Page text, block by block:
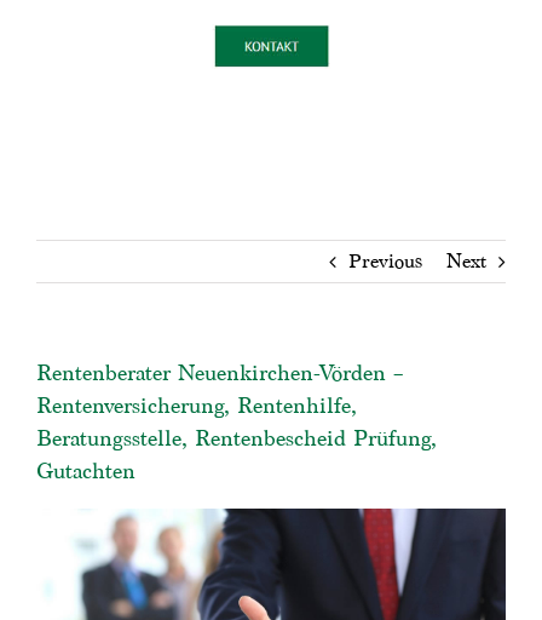
Previous Next
Rentenberater Neuenkirchen-Vörden –
Rentenversicherung, Rentenhilfe,
Beratungsstelle, Rentenbescheid Prüfung,
Gutachten